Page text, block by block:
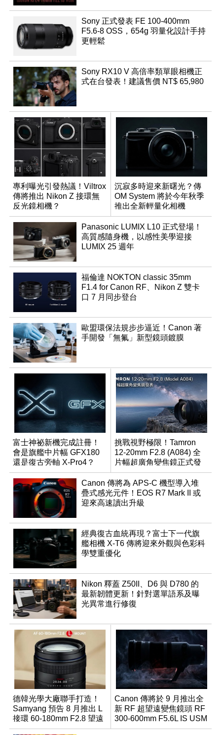
Sony 正式發表 FE 100-400mm
F5.6-8 OSS，654g 羽量化設計手持
更輕鬆
Sony RX10 V 高倍率類單眼相機正
式在台發表！建議售價 NT$ 65,980
專利曝光引發熱議！Viltrox
傳將推出 Nikon Z 接環無
反光鏡相機？
沉寂多時迎來新曙光？傳
OM System 將於今年秋季
推出全新輕量化相機
Panasonic LUMIX L10 正式登場！
高質感隨身機，以感性美學迎接
LUMIX 25 週年
福倫達 NOKTON classic 35mm
F1.4 for Canon RF、Nikon Z 雙卡
口 7 月同步登台
歐盟環保法規步步逼近！Canon 著
手開發「無氟」新型鏡頭鍍膜
富士神祕新機完成註冊！
會是旗艦中片幅 GFX180
還是復古旁軸 X-Pro4？
挑戰視野極限！Tamron
12-20mm F2.8 (A084) 全
片幅超廣角變焦鏡正式發
表
Canon 傳將為 APS-C 機型導入堆
疊式感光元件！EOS R7 Mark II 或
迎來高速讀出升級
經典復古血統再現？富士下一代旗
艦相機 X-T6 傳將迎來外觀與色彩科
學雙重優化
Nikon 釋蓋 Z50II、D6 與 D780 的
最新韌體更新！針對選單語系及曝
光異常進行修復
德韓光學大廠聯手打造！
Samyang 預告 8 月推出 L
接環 60-180mm F2.8 望遠
變焦鏡
Canon 傳將於 9 月推出全
新 RF 超望遠變焦鏡頭 RF
300-600mm F5.6L IS USM